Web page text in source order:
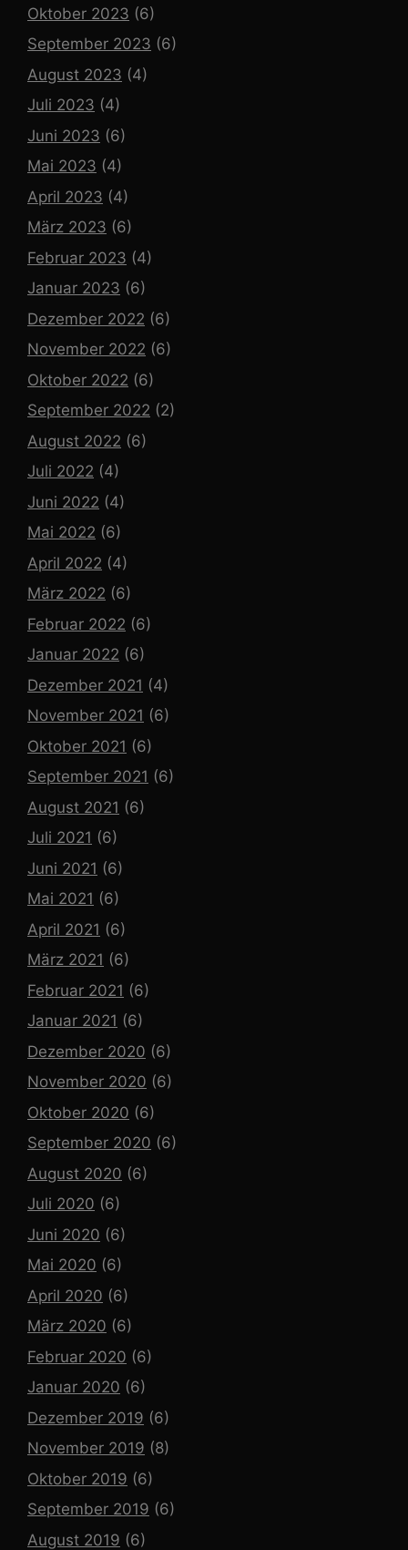
Oktober 2023 (6)
September 2023 (6)
August 2023 (4)
Juli 2023 (4)
Juni 2023 (6)
Mai 2023 (4)
April 2023 (4)
März 2023 (6)
Februar 2023 (4)
Januar 2023 (6)
Dezember 2022 (6)
November 2022 (6)
Oktober 2022 (6)
September 2022 (2)
August 2022 (6)
Juli 2022 (4)
Juni 2022 (4)
Mai 2022 (6)
April 2022 (4)
März 2022 (6)
Februar 2022 (6)
Januar 2022 (6)
Dezember 2021 (4)
November 2021 (6)
Oktober 2021 (6)
September 2021 (6)
August 2021 (6)
Juli 2021 (6)
Juni 2021 (6)
Mai 2021 (6)
April 2021 (6)
März 2021 (6)
Februar 2021 (6)
Januar 2021 (6)
Dezember 2020 (6)
November 2020 (6)
Oktober 2020 (6)
September 2020 (6)
August 2020 (6)
Juli 2020 (6)
Juni 2020 (6)
Mai 2020 (6)
April 2020 (6)
März 2020 (6)
Februar 2020 (6)
Januar 2020 (6)
Dezember 2019 (6)
November 2019 (8)
Oktober 2019 (6)
September 2019 (6)
August 2019 (6)